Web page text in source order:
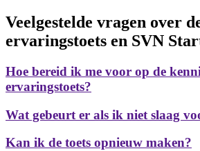
Veelgestelde vragen over
ervaringstoets en SVN
Hoe bereid ik me voor op de
ervaringstoets?
Wat gebeurt er als ik niet slaag
Kan ik de toets opnieuw maken?